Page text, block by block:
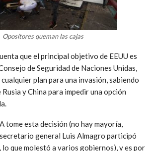
Opositores queman las cajas
que el principal objetivo de EEUU es
de Seguridad de Naciones Unidas,
plan para una invasión, sabiendo
y China para impedir una opción
tome esta decisión (no hay mayoría,
general Luis Almagro participó
lo que molestó a varios gobiernos), y es por